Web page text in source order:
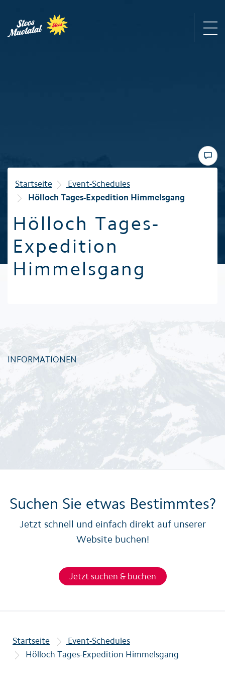
Winter
Familie
Startseite
Event-Schedules
Hölloch Tages-Expedition Himmelsgang
Hölloch Tages-
Expedition
Himmelsgang
INFORMATIONEN
Suchen Sie etwas Bestimmtes?
Jetzt schnell und einfach direkt auf unserer
Website buchen!
Jetzt suchen & buchen
Startseite
Event-Schedules
Hölloch Tages-Expedition Himmelsgang